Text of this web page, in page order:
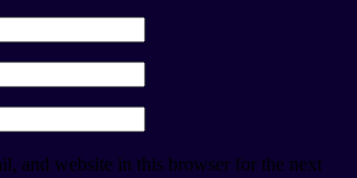
and website in this browser for the next